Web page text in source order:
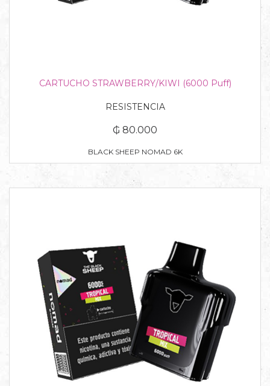
CARTUCHO STRAWBERRY/KIWI (6000 Puff)
RESISTENCIA
₲ 80.000
BLACK SHEEP NOMAD 6K